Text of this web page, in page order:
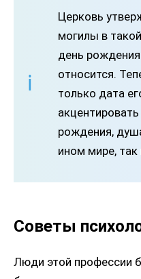
Церковь
могилы в
день
относится.
только дата
рождения,
ином мире, так
Советы
Люди этой профессии